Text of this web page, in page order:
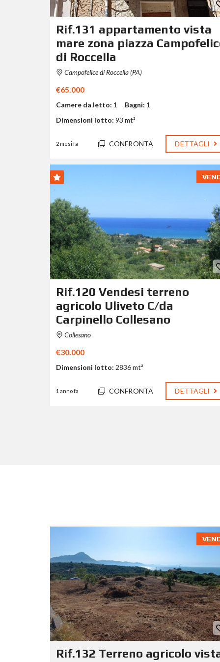
Rif.131 appartamento vista
mare zona piazza
di Roccella
Campofelice di Roccella (PA)
€65.000
Camere da letto: 1 Bagni: 1
Dimensioni lotto: 93 mt²
2 mesi fa CONFRONTA DETTAGLI
Rif.120 Vendesi terreno
agricolo Uliveto C/da
Carpinello Collesano
Collesano
€30.000
Dimensioni lotto: 2836 mt²
1 anno fa CONFRONTA DETTAGLI
Rif.132 Terreno agricolo